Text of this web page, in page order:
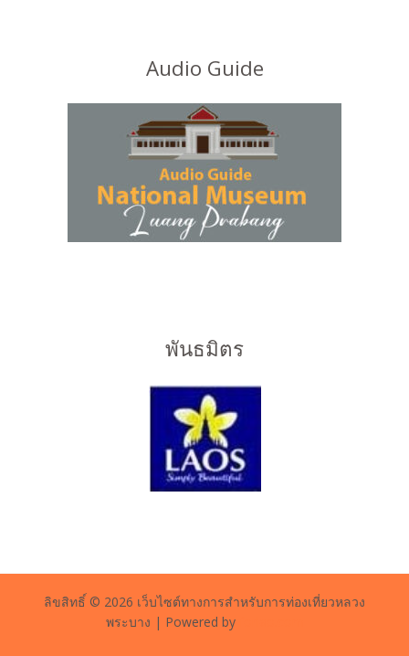
Audio Guide
พันธมิตร
ลิขสิทธิ์ © 2026 เว็บไซต์ทางการสำหรับการท่องเที่ยวหลวง
พระบาง | Powered by